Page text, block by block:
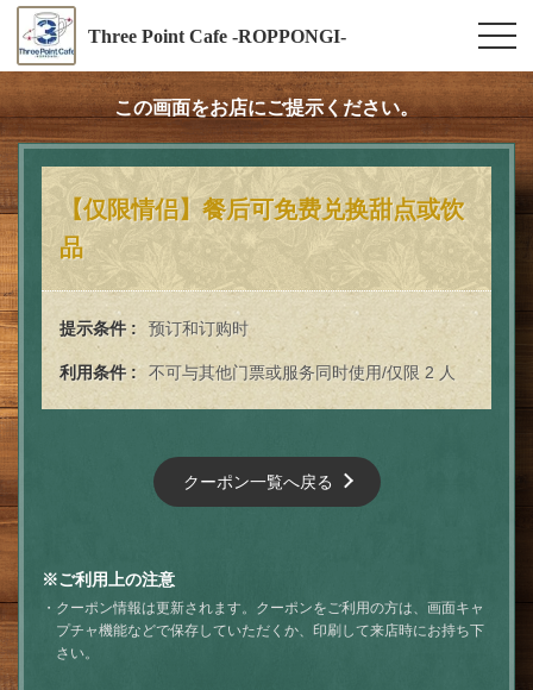
Three Point Cafe -ROPPONGI-
この画面をお店にご提示ください。
【仅限情侣】餐后可免费兑换甜点或饮
品
提示条件 预订和订购时
利用条件 不可与其他门票或服务同时使用/仅限 2 人
クーポン一覧へ戻る
ご利用上の注意
クーポン情報は更新されます。クーポンをご利用の方は、画面キャ
プチャ機能などで保存していただくか、印刷して来店時にお持ち下
さい。